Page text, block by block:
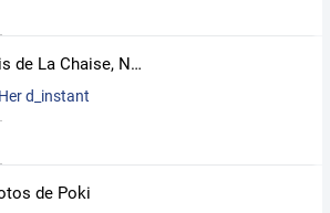
Bois de La Chaise, Noirmoutier-en-l'Ile: mes photos de vacances
Her d_instant
de Poki